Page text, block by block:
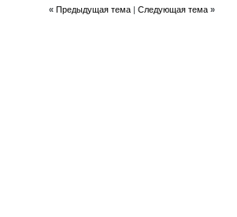
« Предыдущая тема| Следующая тема »